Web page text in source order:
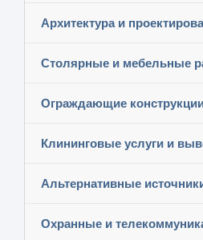
Архитектура и
Столярные и мебельные
Ограждающие
Клининговые услуги и
Альтернативные
Охранные и